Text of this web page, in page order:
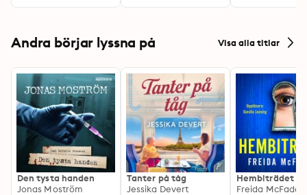
Andra börjar lyssna på Visa alla titlar
Den tysta handen
Jonas Moström
Tanter på tåg
Jessika Devert
Hembiträdet
Freida